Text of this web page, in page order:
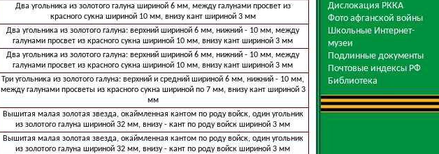
Два угольника из золотого галуна шириной 6 мм, между галунами просвет из
красного сукна шириной 10 мм, внизу кант шириной 3 мм
Два угольника из золотого галуна: верхний шириной 6 мм, нижний - 10 мм, между
галунами просвет из красного сукна шириной 10 мм, внизу кант шириной 3 мм
Два угольника из золотого галуна: верхний шириной 6 мм, нижний - 10 мм, между
галунами просвет из красного сукна шириной 10 мм, внизу кант шириной 3 мм
Три угольника из золотого галуна: верхний и средний шириной 6 мм, нижний - 10 мм,
между галунами просветы из красного сукна шириной по 7 мм, внизу кант шириной 3
мм
Вышитая малая золотая звезда, окаймленная кантом по роду войск, один угольник
из золотого галуна шириной 32 мм, внизу - кант по роду войск шириной 3 мм
Вышитая малая золотая звезда, окаймленная кантом по роду войск, один угольник
из золотого галуна шириной 32 мм, внизу - кант по роду войск шириной 3 мм
Дислокация РККА
Фото афганской войны
Школьные Интернет-
музеи
Подлинные документы
Почтовые индексы РФ
Библиотека